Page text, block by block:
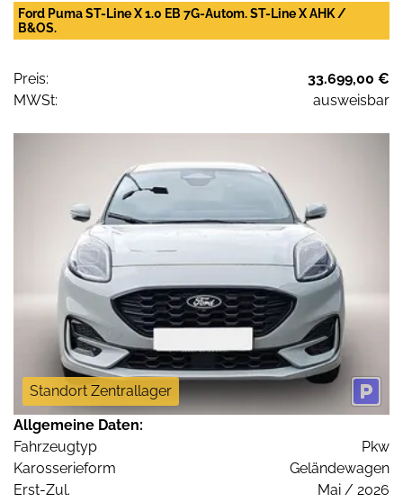
Ford Puma ST-Line X 1.0 EB 7G-Autom. ST-Line X AHK /
B&OS.
Preis:
33.699,00 €
MWSt:
ausweisbar
Standort Zentrallager
Allgemeine Daten:
Fahrzeugtyp
Pkw
Karosserieform
Geländewagen
Erst-Zul.
Mai / 2026